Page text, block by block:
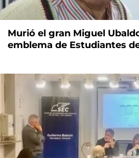
Murió el gran Miguel
emblema de Estudiantes